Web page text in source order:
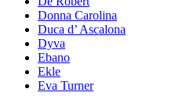
Donna Carolina
Duca d’ Ascalona
Dyva
Ebano
Ekle
Eva Turner